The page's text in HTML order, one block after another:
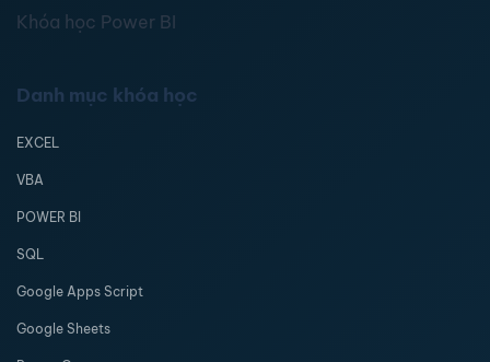
Khóa học Power BI
Danh mục khóa học
EXCEL
VBA
POWER BI
SQL
Google Apps Script
Google Sheets